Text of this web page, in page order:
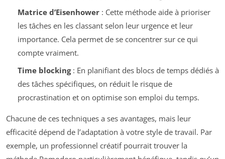
Matrice d’Eisenhower: Cette méthode aide à prioriser
les tâches en les classant selon leur urgence et leur
importance. Cela permet de se concentrer sur ce qui
compte vraiment.
Time blocking: En planifiant des blocs de temps dédiés à
des tâches spécifiques, on réduit le risque de
procrastination et on optimise son emploi du temps.
Chacune de ces techniques a ses avantages, mais leur
efficacité dépend de l’adaptation à votre style de travail. Par
exemple, un professionnel créatif pourrait trouver la